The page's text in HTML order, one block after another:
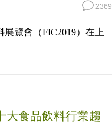
2369
覽會（FIC2019）在上
大食品飲料行業趨